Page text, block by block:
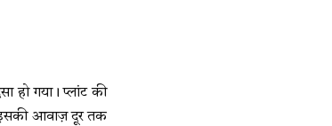
हो गया। प्लांट की
इसकी आवाज़ दूर तक